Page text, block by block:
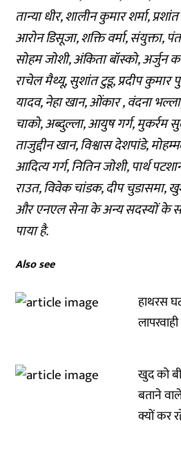
तान्या धीर, शालीन कुमार शर्मा,
आरोन डिसूजा, शक्ति वर्मा, संयुक्ता,
सोहम जोशी, अंकिता बॉस्को, अर्जुन
राचेल मैथ्यू, सुशांत टुडू, प्रदीप कुमार
यादव, नेहा खान, ओंकार , वंदना
चाको, अब्दुल्ला, आयुष गर्ग, मुकर्रम
ताजुद्दीन खान, विश्वास देशपांडे,
आदित्य गर्ग, नितिन जोशी, पार्थ
राउत, विवेक चांडक, दीप चुडासमा,
और एनएल सेना के अन्य सदस्यों के
पाया है.
Also see
हाथरस
खुद को
बताने
क्यों कर